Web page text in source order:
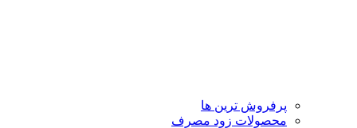
پرفروش ترین ها
محصولات زود مصرف